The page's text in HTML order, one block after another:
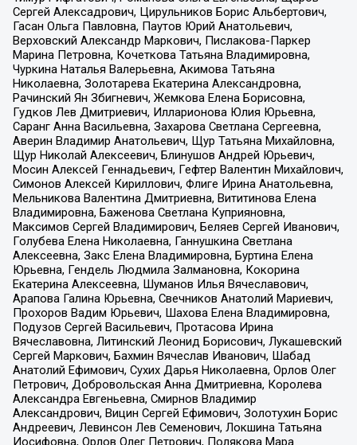
Сергей Алексадрович, Цирульников Борис Альбертович,
Гасан Ольга Павловна, Паутов Юрий Анатольевич,
Верховский Александр Маркович, Пислакова-Паркер
Марина Петровна, Кочеткова Татьяна Владимировна,
Чуркина Наталья Валерьевна, Акимова Татьяна
Николаевна, Золотарева Екатерина Александровна,
Рачинский Ян Збигневич, Жемкова Елена Борисовна,
Гудков Лев Дмитриевич, Илларионова Юлия Юрьевна,
Саранг Анна Васильевна, Захарова Светлана Сергеевна,
Аверин Владимир Анатольевич, Щур Татьяна Михайловна,
Щур Николай Алексеевич, Блинушов Андрей Юрьевич,
Мосин Алексей Геннадьевич, Гефтер Валентин Михайлович,
Симонов Алексей Кириллович, Флиге Ирина Анатольевна,
Мельникова Валентина Дмитриевна, Вититинова Елена
Владимировна, Баженова Светлана Куприяновна,
Максимов Сергей Владимирович, Беляев Сергей Иванович,
Голубева Елена Николаевна, Ганнушкина Светлана
Алексеевна, Закс Елена Владимировна, Буртина Елена
Юрьевна, Гендель Людмила Залмановна, Кокорина
Екатерина Алексеевна, Шуманов Илья Вячеславович,
Арапова Галина Юрьевна, Свечников Анатолий Мариевич,
Прохоров Вадим Юрьевич, Шахова Елена Владимировна,
Подузов Сергей Васильевич, Протасова Ирина
Вячеславовна, Литинский Леонид Борисович, Лукашевский
Сергей Маркович, Бахмин Вячеслав Иванович, Шабад
Анатолий Ефимович, Сухих Дарья Николаевна, Орлов Олег
Петрович, Добровольская Анна Дмитриевна, Королева
Александра Евгеньевна, Смирнов Владимир
Александрович, Вицин Сергей Ефимович, Золотухин Борис
Андреевич, Левинсон Лев Семенович, Локшина Татьяна
Иосифовна, Орлов Олег Петрович, Полякова Мара